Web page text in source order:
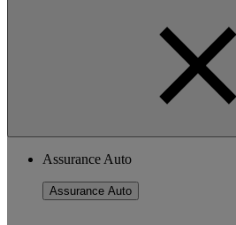
Assurance Auto
Assurance Auto